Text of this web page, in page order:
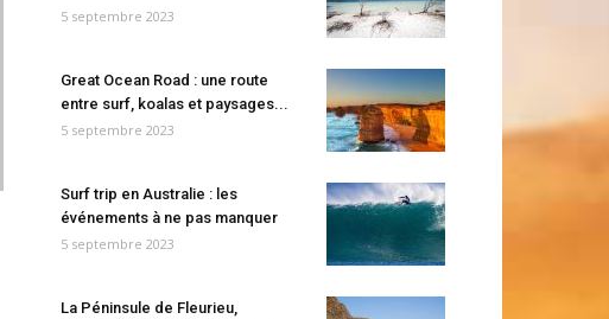
5 septembre 2023
Great Ocean Road : une route
entre surf, koalas et paysages...
5 septembre 2023
Surf trip en Australie : les
événements à ne pas manquer
5 septembre 2023
La Péninsule de Fleurieu,